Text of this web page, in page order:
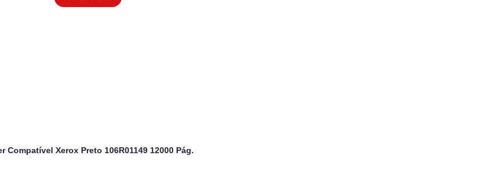
Compatível Xerox Preto 106R01149 12000 Pág.